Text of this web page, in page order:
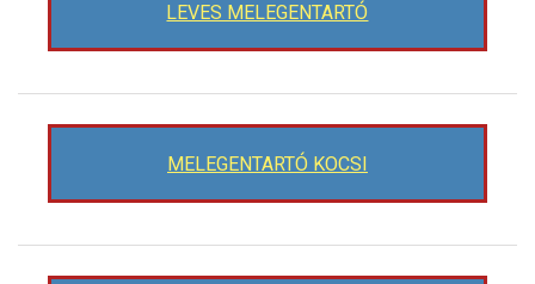
LEVES MELEGENTARTÓ
MELEGENTARTÓ KOCSI